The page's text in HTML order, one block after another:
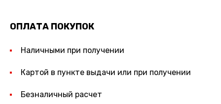
ОПЛАТА ПОКУПОК
Наличными при получении
Картой в пункте выдачи или при получении
Безналичный расчет